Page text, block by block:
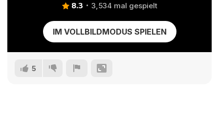
8.3 3,534 mal gespielt
IM VOLLBILDMODUS SPIELEN
5